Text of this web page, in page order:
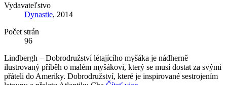
Vydavateľstvo
Dynastie, 2014
Počet strán
96
Lindbergh – Dobrodružství létajícího myšáka je nádherně
ilustrovaný příběh o malém myšákovi, který se musí dostat za svými
přáteli do Ameriky. Dobrodružství, které je inspirované sestrojením